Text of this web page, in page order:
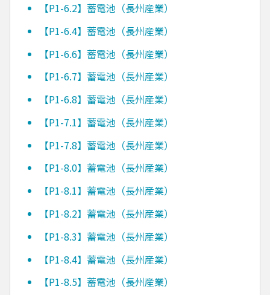
【P1-6.2】蓄電池（長州産業）
【P1-6.4】蓄電池（長州産業）
【P1-6.6】蓄電池（長州産業）
【P1-6.7】蓄電池（長州産業）
【P1-6.8】蓄電池（長州産業）
【P1-7.1】蓄電池（長州産業）
【P1-7.8】蓄電池（長州産業）
【P1-8.0】蓄電池（長州産業）
【P1-8.1】蓄電池（長州産業）
【P1-8.2】蓄電池（長州産業）
【P1-8.3】蓄電池（長州産業）
【P1-8.4】蓄電池（長州産業）
【P1-8.5】蓄電池（長州産業）